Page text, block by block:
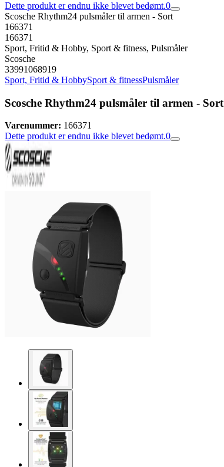
Dette produkt er endnu ikke blevet bedømt.0
Scosche Rhythm24 pulsmåler til armen - Sort
166371
166371
Sport, Fritid & Hobby, Sport & fitness, Pulsmåler
Scosche
33991068919
Sport, Fritid & HobbySport & fitnessPulsmåler
Scosche Rhythm24 pulsmåler til armen - Sort
Varenummer: 166371
Dette produkt er endnu ikke blevet bedømt.0